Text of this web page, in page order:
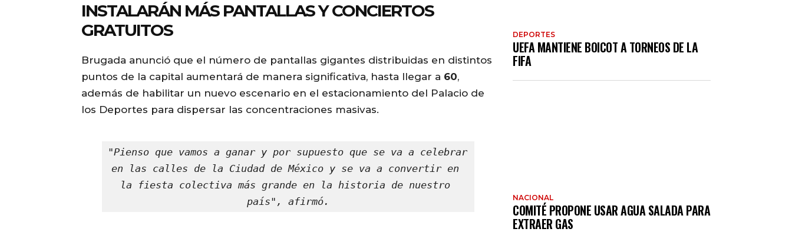
INSTALARÁN MÁS PANTALLAS Y CONCIERTOS
GRATUITOS
Brugada anunció que el número de pantallas gigantes distribuidas en distintos
puntos de la capital aumentará de manera significativa, hasta llegar a 60,
además de habilitar un nuevo escenario en el estacionamiento del Palacio de
los Deportes para dispersar las concentraciones masivas.
"Pienso que vamos a ganar y por supuesto que se va a celebrar
en las calles de la Ciudad de México y se va a convertir en
la fiesta colectiva más grande en la historia de nuestro
país", afirmó.
DEPORTES
UEFA MANTIENE BOICOT A TORNEOS DE LA
FIFA
NACIONAL
COMITÉ PROPONE USAR AGUA SALADA PARA
EXTRAER GAS